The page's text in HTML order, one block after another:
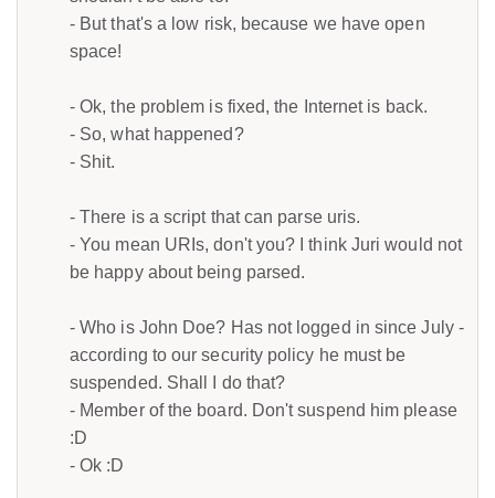
- But that's a low risk, because we have open
space!
- Ok, the problem is fixed, the Internet is back.
- So, what happened?
- Shit.
- There is a script that can parse uris.
- You mean URIs, don't you? I think Juri would not
be happy about being parsed.
- Who is John Doe? Has not logged in since July -
according to our security policy he must be
suspended. Shall I do that?
- Member of the board. Don't suspend him please
:D
- Ok :D